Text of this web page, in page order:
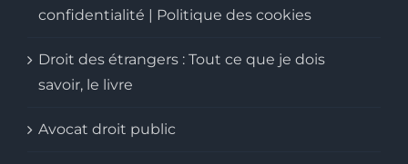
confidentialité | Politique des cookies
Droit des étrangers : Tout ce que je dois
savoir, le livre
Avocat droit public